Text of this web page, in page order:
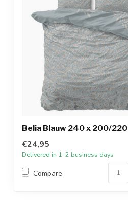
Belia Blauw 240 x 200/220
€24,95
Delivered in 1–2 business days
Compare